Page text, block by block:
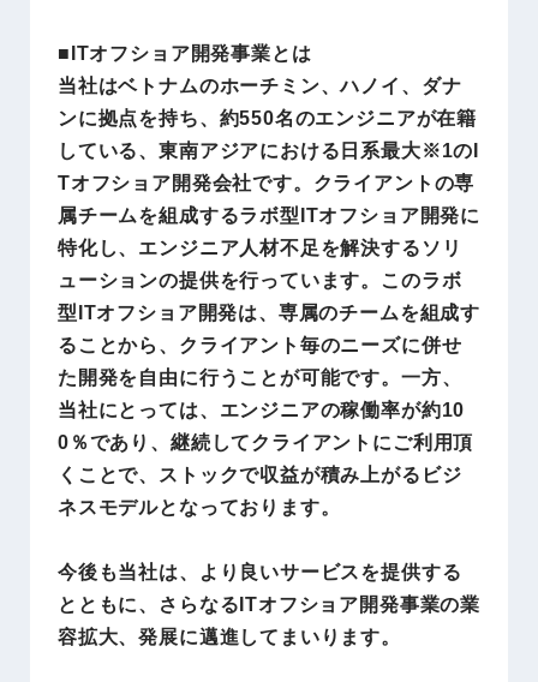
■ITオフショア開発事業とは
当社はベトナムのホーチミン、ハノイ、ダナ
ンに拠点を持ち、約550名のエンジニアが在籍
している、東南アジアにおける日系最大※1のI
Tオフショア開発会社です。クライアントの専
属チームを組成するラボ型ITオフショア開発に
特化し、エンジニア人材不足を解決するソリ
ューションの提供を行っています。このラボ
型ITオフショア開発は、専属のチームを組成す
ることから、クライアント毎のニーズに併せ
た開発を自由に行うことが可能です。一方、
当社にとっては、エンジニアの稼働率が約10
0％であり、継続してクライアントにご利用頂
くことで、ストックで収益が積み上がるビジ
ネスモデルとなっております。
今後も当社は、より良いサービスを提供する
とともに、さらなるITオフショア開発事業の業
容拡大、発展に邁進してまいります。